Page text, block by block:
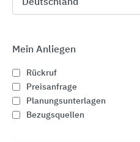
Bahnhofstraße Gernrode 45
info@werzalit.com
www.werzalit.com
Mein Anliegen
Rückruf
Preisanfrage
Planungsunterlagen
Bezugsquellen